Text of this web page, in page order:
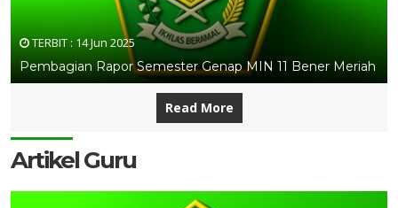
TERBIT : 14 Jun 2025
Pembagian Rapor Semester Genap MIN 11 Bener Meriah
Read More
Artikel Guru